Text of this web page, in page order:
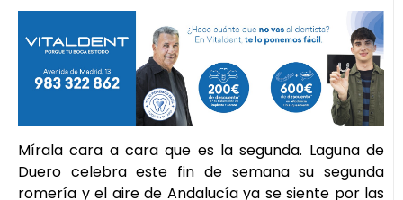
Mírala cara a cara que es la segunda. Laguna de
Duero celebra este fin de semana su segunda
romería y el aire de Andalucía ya se siente por las